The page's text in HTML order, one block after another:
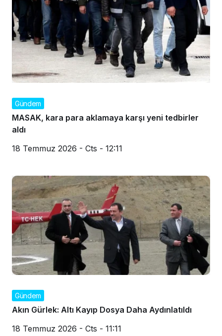
Gündem
MASAK, kara para aklamaya karşı yeni tedbirler
aldı
18 Temmuz 2026 - Cts - 12:11
Gündem
Akın Gürlek: Altı Kayıp Dosya Daha Aydınlatıldı
18 Temmuz 2026 - Cts - 11:11